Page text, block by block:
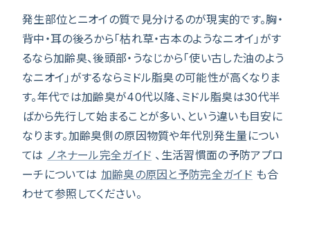
発生部位とニオイの質で見分けるのが現実的です。胸・
背中・耳の後ろから「枯れ草・古本のようなニオイ」がす
るなら加齢臭、後頭部・うなじから「使い古した油のよう
なニオイ」がするならミドル脂臭の可能性が高くなりま
す。年代では加齢臭が40代以降、ミドル脂臭は30代半
ばから先行して始まることが多い、という違いも目安に
なります。加齢臭側の原因物質や年代別発生量につい
ては ノネナール完全ガイド 、生活習慣面の予防アプロ
ーチについては 加齢臭の原因と予防完全ガイド も合
わせて参照してください。